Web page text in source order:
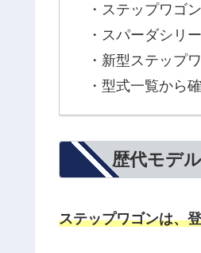
・ステップワゴ
・スパーダシリ
・新型ステップ
・型式一覧から
歴代モデ
ステップワゴンは、